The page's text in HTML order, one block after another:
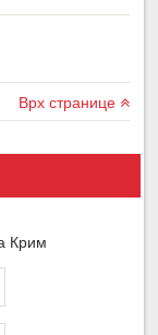
Врх странице
Крим